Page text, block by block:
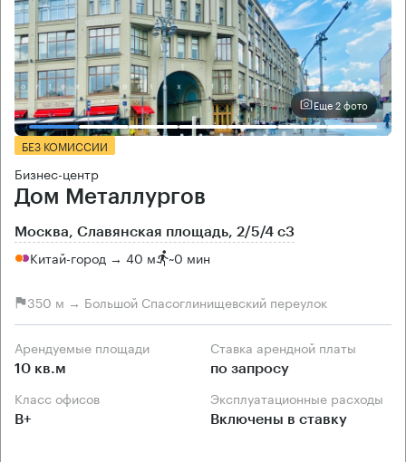
Еще 2 фото
БЕЗ КОМИССИИ
Бизнес-центр
Дом Металлургов
Москва, Славянская площадь, 2/5/4 с3
Китай-город → 40 м ~0 мин
350 м → Большой Спасоглинищевский переулок
Арендуемые площади
10 кв.м
Ставка арендной платы
по запросу
Класс офисов
B+
Эксплуатационные расходы
Включены в ставку